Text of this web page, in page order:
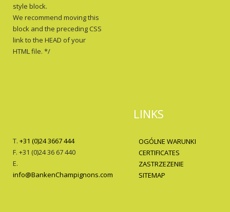
style block.
We recommend moving this
block and the preceding CSS
link to the HEAD of your
HTML file. */
T. +31 (0)24 3667 444
F. +31 (0)24 36 67 440
E.
info@BankenChampignons.com
LINKS
OGÓLNE WARUNKI
CERTIFICATES
ZASTRZEZENIE
SITEMAP